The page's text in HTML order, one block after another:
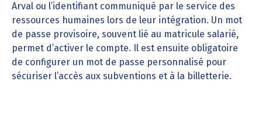
Arval ou l’identifiant communiqué par le service des
ressources humaines lors de leur intégration. Un mot
de passe provisoire, souvent lié au matricule salarié,
permet d’activer le compte. Il est ensuite obligatoire
de configurer un mot de passe personnalisé pour
sécuriser l’accès aux subventions et à la billetterie.